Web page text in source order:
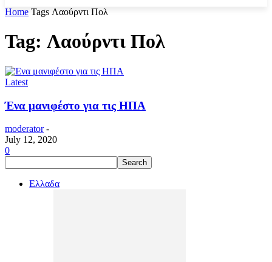
Home Tags Λαούρντι Πολ
Tag: Λαούρντι Πολ
Latest
Ένα μανιφέστο για τις ΗΠΑ
moderator -
July 12, 2020
0
Ελλαδα